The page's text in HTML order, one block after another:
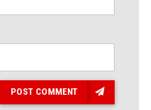
POST COMMENT